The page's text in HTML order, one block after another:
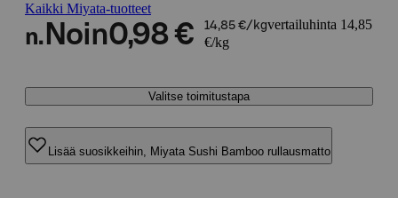
Kaikki Miyata-tuotteet
n. Noin0,98 € 14,85 €/kgvertailuhinta 14,85
€/kg
Valitse toimitustapa
Lisää suosikkeihin, Miyata Sushi Bamboo rullausmatto